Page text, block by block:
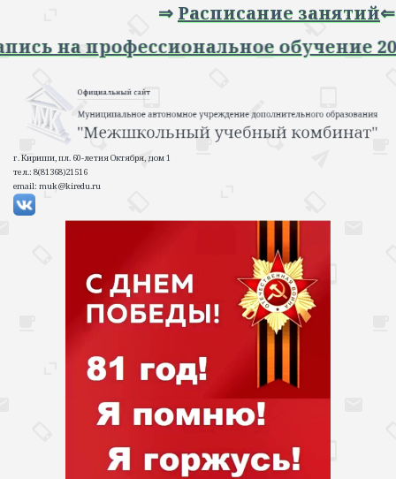
Расписание занятий⇐
Запись на профессиональное
г. Кириши, пл. 60-летия Октября, дом 1
тел.: 8(81368)21516
email: muk@kiredu.ru